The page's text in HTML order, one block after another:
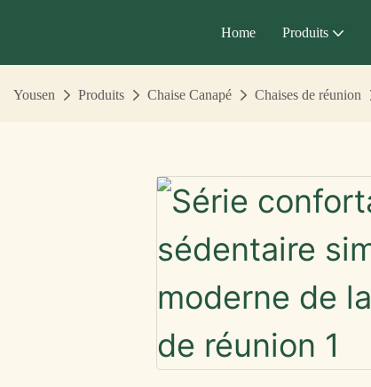
Home Produits
Yousen Produits Chaise Canapé Chaises de réunion